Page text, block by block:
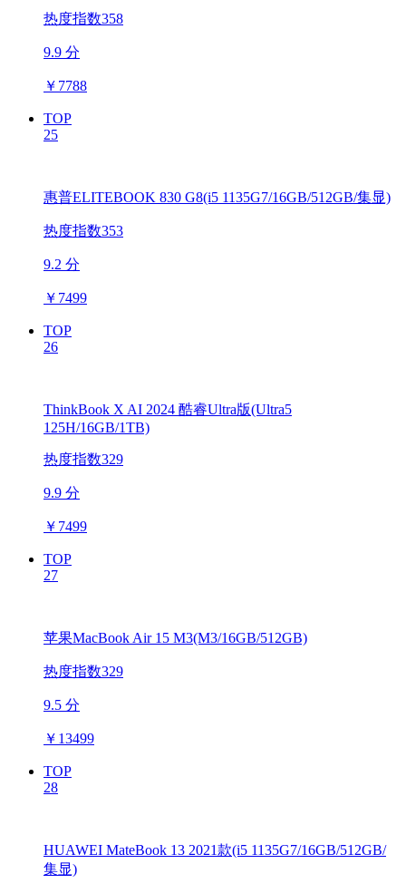
热度指数358
9.9 分
￥ 7788
TOP
25
惠普ELITEBOOK 830 G8(i5 1135G7/16GB/512GB/集显)
热度指数353
9.2 分
￥ 7499
TOP
26
ThinkBook X AI 2024 酷睿Ultra版(Ultra5
125H/16GB/1TB)
热度指数329
9.9 分
￥ 7499
TOP
27
苹果MacBook Air 15 M3(M3/16GB/512GB)
热度指数329
9.5 分
￥ 13499
TOP
28
HUAWEI MateBook 13 2021款(i5 1135G7/16GB/512GB/
集显)